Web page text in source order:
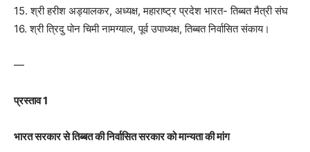
15. श्री हरीश अड्यालकर, अध्यक्ष, महाराष्ट्र प्रदेश भारत- तिब्बत मैत्री संघ
16. श्री त्रिदु पोन चिमी नामग्याल, पूर्व उपाध्यक्ष, तिब्बत निर्वासित संकाय।
—
प्रस्ताव 1
भारत सरकार से तिब्बत की निर्वासित सरकार को मान्यता की मांग